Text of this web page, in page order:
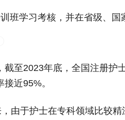
班学习考核，并在省级、国
至2023年底，全国注册护
近95%。
由于护士在专科领域比较